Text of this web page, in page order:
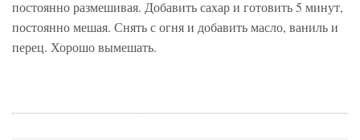
постоянно размешивая. Добавить сахар и готовить 5 минут,
постоянно мешая. Снять с огня и добавить масло, ваниль и
перец. Хорошо вымешать.